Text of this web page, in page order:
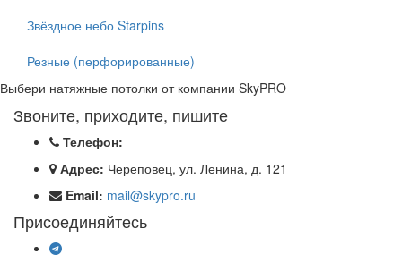
Звёздное небо Starpins
Резные (перфорированные)
Выбери натяжные потолки от компании SkyPRO
Звоните, приходите, пишите
Телефон:
Адрес: Череповец, ул. Ленина, д. 121
Email: mail@skypro.ru
Присоединяйтесь